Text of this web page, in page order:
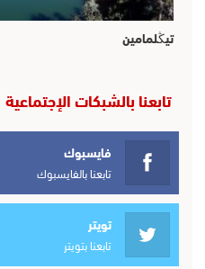
تيڭلمامين
تابعنا بالشبكات الإجتماعية
فايسبوك
تابعنا بالفايسبوك
تويتر
تابعنا بتويتر